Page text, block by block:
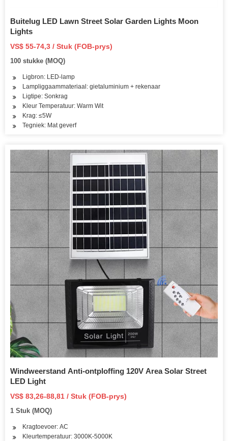
Buitelug LED Lawn Street Solar Garden Lights Moon
Lights
VS$ 55-74,3 / Stuk (FOB-prys)
100 stukke (MOQ)
Ligbron: LED-lamp
Lampliggaammateriaal: gietaluminium + rekenaar
Ligtipe: Sonkrag
Kleur Temperatuur: Warm Wit
Krag: ≤5W
Tegniek: Mat geverf
Windweerstand Anti-ontploffing 120V Area Solar Street
LED Light
VS$ 83,26-88,81 / Stuk (FOB-prys)
1 Stuk (MOQ)
Kragtoevoer: AC
Kleurtemperatuur: 3000K-5000K